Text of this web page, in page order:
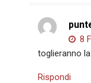
8
toglieranno
Rispondi